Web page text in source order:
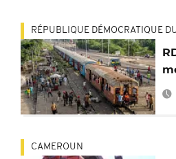
RÉPUBLIQUE DÉMOCRATIQUE
CAMEROUN